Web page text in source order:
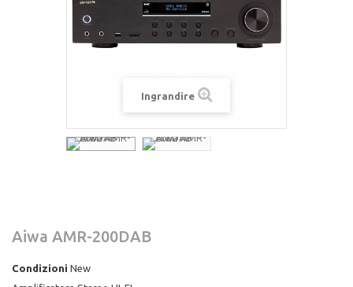
Ingrandire
Aiwa AMR-200DAB
Condizioni New